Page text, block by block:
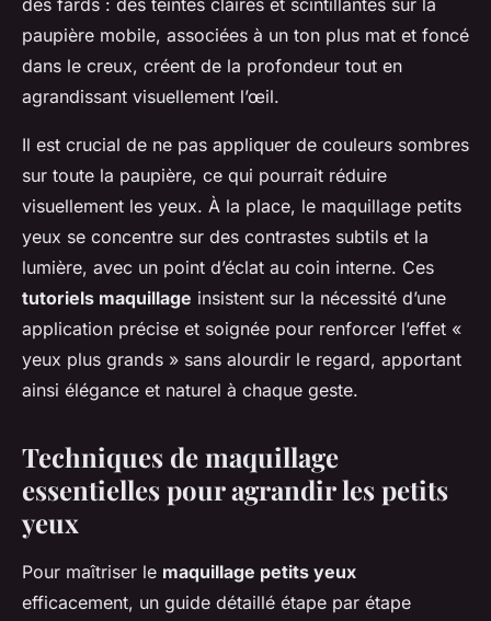
des fards : des teintes claires et scintillantes sur la
paupière mobile, associées à un ton plus mat et foncé
dans le creux, créent de la profondeur tout en
agrandissant visuellement l’œil.
Il est crucial de ne pas appliquer de couleurs sombres
sur toute la paupière, ce qui pourrait réduire
visuellement les yeux. À la place, le maquillage petits
yeux se concentre sur des contrastes subtils et la
lumière, avec un point d’éclat au coin interne. Ces
tutoriels maquillage insistent sur la nécessité d’une
application précise et soignée pour renforcer l’effet «
yeux plus grands » sans alourdir le regard, apportant
ainsi élégance et naturel à chaque geste.
Techniques de maquillage
essentielles pour agrandir les petits
yeux
Pour maîtriser le maquillage petits yeux
efficacement, un guide détaillé étape par étape